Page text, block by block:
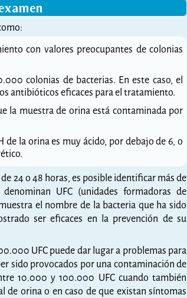
con valores preocupantes de colonias
colonias de bacterias. En este caso, el
antibióticos eficaces para el tratamiento.
la muestra de orina está contaminada por
de la orina es muy ácido, por debajo de 6, o
24 o 48 horas, es posible identificar más de
UFC (unidades formadoras de
el nombre de la bacteria que ha sido
ser eficaces en la prevención de su
UFC puede dar lugar a problemas para
sido provocados por una contaminación de
10.000 y 100.000 UFC cuando también
de orina o en caso de que existan síntomas